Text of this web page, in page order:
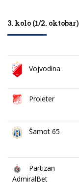
3. kolo (1/2. oktobar)
Vojvodina
Proleter
Šamot 65
Partizan
AdmiralBet